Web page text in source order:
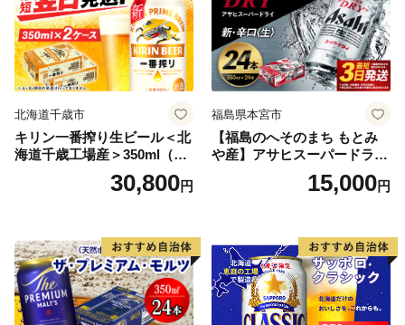
北海道千歳市
キリン一番搾り生ビール＜北
海道千歳工場産＞350ml（24
30,800円
福島県本宮市
【福島のへそのまち もとみ
や産】アサヒスーパードライ
350ml×24本 合計8.4L 1ケー
ス アルコール度数5% 缶ビー
口 送料無料 カメイ 本宮市
【07214-0206】
15,000円